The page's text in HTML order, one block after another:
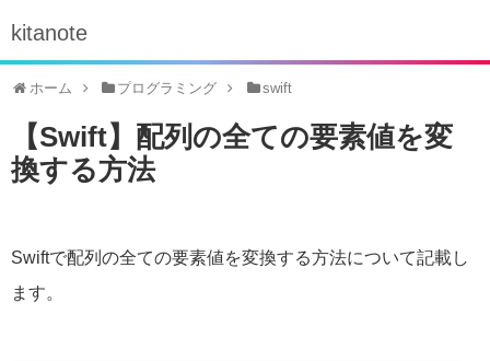
kitanote
ホーム プログラミング swift
【Swift】配列の全ての要素値を変
換する方法
Swiftで配列の全ての要素値を変換する方法について記載し
ます。